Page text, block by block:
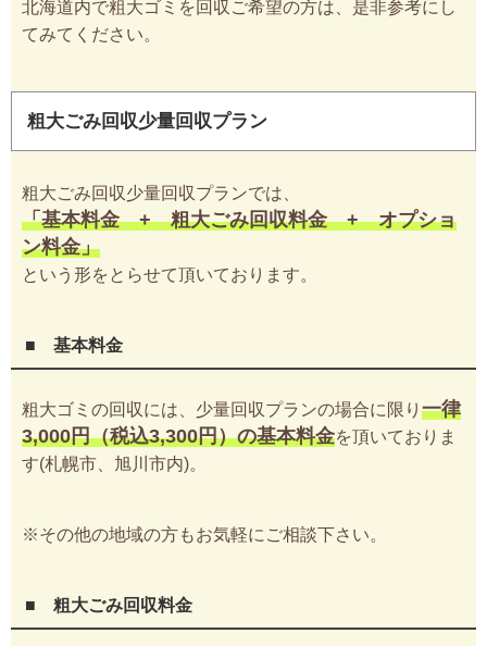
北海道内で粗大ゴミを回収ご希望の方は、是非参考にし
てみてください。
粗大ごみ回収少量回収プラン
粗大ごみ回収少量回収プランでは、
「基本料金 + 粗大ごみ回収料金 + オプショ
ン料金」
という形をとらせて頂いております。
■ 基本料金
粗大ゴミの回収には、少量回収プランの場合に限り 一律
3,000円（税込3,300円）の基本料金を頂いておりま
す(札幌市、旭川市内)。
※その他の地域の方もお気軽にご相談下さい。
■ 粗大ごみ回収料金